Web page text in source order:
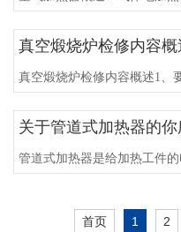
真空煅烧炉检修内容概
真空煅烧炉检修内容概述1、
关于管道式加热器的
管道式加热器是给加热工件
首页 1 2